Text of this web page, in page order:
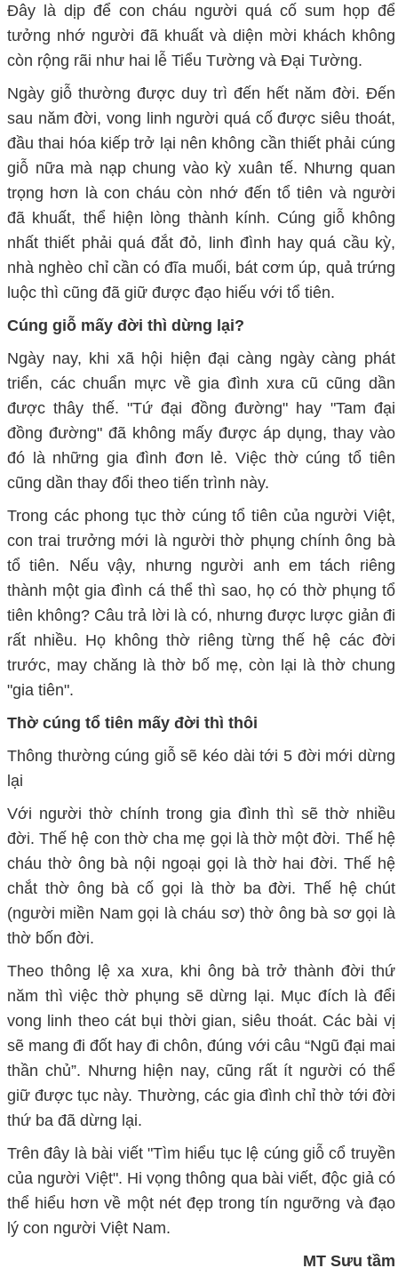
Đây là dịp để con cháu người quá cố sum họp để
tưởng nhớ người đã khuất và diện mời khách không
còn rộng rãi như hai lễ Tiểu Tường và Đại Tường.
Ngày giỗ thường được duy trì đến hết năm đời. Đến
sau năm đời, vong linh người quá cố được siêu thoát,
đầu thai hóa kiếp trở lại nên không cần thiết phải cúng
giỗ nữa mà nạp chung vào kỳ xuân tế. Nhưng quan
trọng hơn là con cháu còn nhớ đến tổ tiên và người
đã khuất, thể hiện lòng thành kính. Cúng giỗ không
nhất thiết phải quá đắt đỏ, linh đình hay quá cầu kỳ,
nhà nghèo chỉ cần có đĩa muối, bát cơm úp, quả trứng
luộc thì cũng đã giữ được đạo hiếu với tổ tiên.
Cúng giỗ mấy đời thì dừng lại?
Ngày nay, khi xã hội hiện đại càng ngày càng phát
triển, các chuẩn mực về gia đình xưa cũ cũng dần
được thây thế. "Tứ đại đồng đường" hay "Tam đại
đồng đường" đã không mấy được áp dụng, thay vào
đó là những gia đình đơn lẻ. Việc thờ cúng tổ tiên
cũng dần thay đổi theo tiến trình này.
Trong các phong tục thờ cúng tổ tiên của người Việt,
con trai trưởng mới là người thờ phụng chính ông bà
tổ tiên. Nếu vậy, nhưng người anh em tách riêng
thành một gia đình cá thể thì sao, họ có thờ phụng tổ
tiên không? Câu trả lời là có, nhưng được lược giản đi
rất nhiều. Họ không thờ riêng từng thế hệ các đời
trước, may chăng là thờ bố mẹ, còn lại là thờ chung
"gia tiên".
Thờ cúng tổ tiên mấy đời thì thôi
Thông thường cúng giỗ sẽ kéo dài tới 5 đời mới dừng
lại
Với người thờ chính trong gia đình thì sẽ thờ nhiều
đời. Thế hệ con thờ cha mẹ gọi là thờ một đời. Thế hệ
cháu thờ ông bà nội ngoại gọi là thờ hai đời. Thế hệ
chắt thờ ông bà cố gọi là thờ ba đời. Thế hệ chút
(người miền Nam gọi là cháu sơ) thờ ông bà sơ gọi là
thờ bốn đời.
Theo thông lệ xa xưa, khi ông bà trở thành đời thứ
năm thì việc thờ phụng sẽ dừng lại. Mục đích là đểi
vong linh theo cát bụi thời gian, siêu thoát. Các bài vị
sẽ mang đi đốt hay đi chôn, đúng với câu “Ngũ đại mai
thần chủ”. Nhưng hiện nay, cũng rất ít người có thể
giữ được tục này. Thường, các gia đình chỉ thờ tới đời
thứ ba đã dừng lại.
Trên đây là bài viết "Tìm hiểu tục lệ cúng giỗ cổ truyền
của người Việt". Hi vọng thông qua bài viết, độc giả có
thể hiểu hơn về một nét đẹp trong tín ngưỡng và đạo
lý con người Việt Nam.
MT Sưu tầm